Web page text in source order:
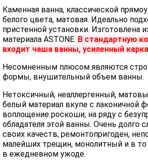
Каменная ванна, классической
белого цвета, матовая. Идеально
пристенной установки. Изготовлена
материала ASTONE. В стандартную
входит чаша ванны, усиленный
Несомненным плюсом являются
формы, внушительный объем ванны.
Нетоксичный, неаллергенный,
белый материал вкупе с лаконичной
воплощение роскоши, на ряду с
обладателя этой ванны. Очень долго
своих качеств, ремонтопригоден,
малейших трещин, монолитный и в
в ежедневном ужоде.